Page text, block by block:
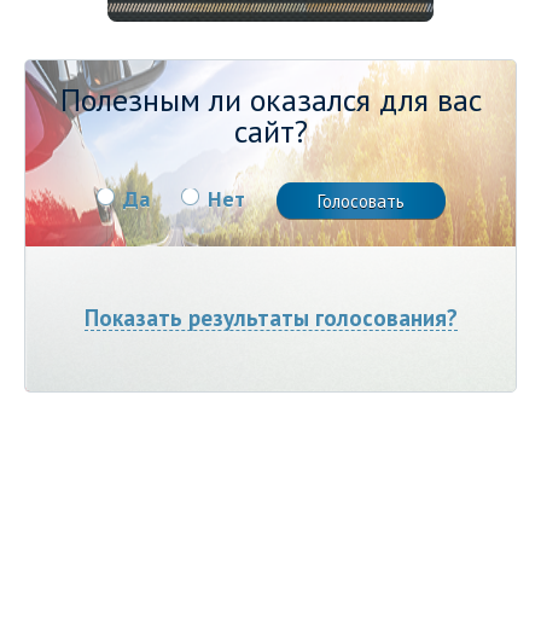
Полезным ли оказался для вас
сайт?
Да Нет
Показать результаты голосования?